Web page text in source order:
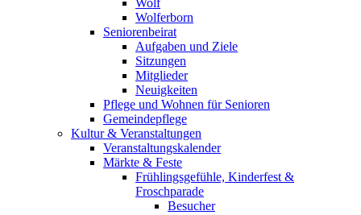
Wolf
Wolferborn
Seniorenbeirat
Aufgaben und Ziele
Sitzungen
Mitglieder
Neuigkeiten
Pflege und Wohnen für Senioren
Gemeindepflege
Kultur & Veranstaltungen
Veranstaltungskalender
Märkte & Feste
Frühlingsgefühle, Kinderfest &
Froschparade
Besucher